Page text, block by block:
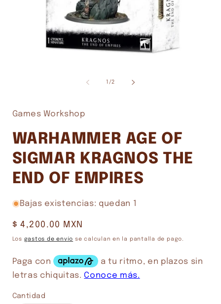
ventana
modal
1 /de
2
Games Workshop
WARHAMMER AGE OF
SIGMAR KRAGNOS THE
END OF EMPIRES
Bajas existencias: quedan 1
Precio
habitual
$ 4,200.00 MXN
Los gastos de envío se calculan en la pantalla de pago.
Cantidad
Cantidad